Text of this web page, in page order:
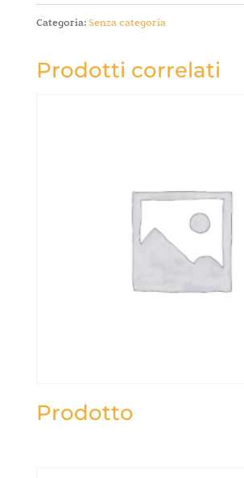
Categoria:Senza categoria
Prodotti correlati
Prodotto